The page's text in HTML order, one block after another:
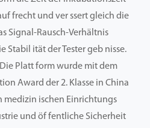
frecht und ver ssert gleich die
Signal-Rausch-Verhältnis
Stabil ität der Tester geb nisse.
Platt form wurde mit dem
Award der 2. Klasse in China
medizin ischen Einrichtungs
und öf fentliche Sicherheit